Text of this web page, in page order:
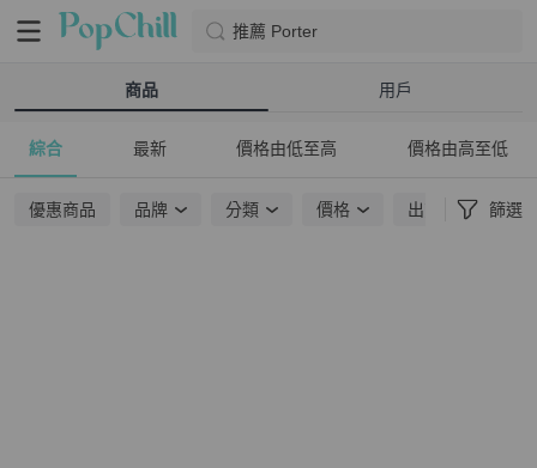
推薦 Porter
商品 用戶
綜合 最新 價格由低至高 價格由高至低
優惠商品 品牌 分類 價格 出貨地點 篩選